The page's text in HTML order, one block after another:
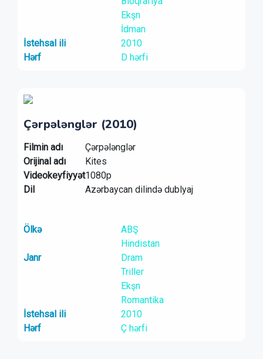
Ekşn
İdman
İstehsal ili
2010
Hərf
D hərfi
Çərpələnglər (2010)
Filmin adı
Çərpələnglər
Orijinal adı
Kites
Videokeyfiyyət1080p
Dil
Azərbaycan dilində dublyaj
Ölkə
ABŞ
Hindistan
Janr
Dram
Triller
Ekşn
Romantika
İstehsal ili
2010
Hərf
Ç hərfi